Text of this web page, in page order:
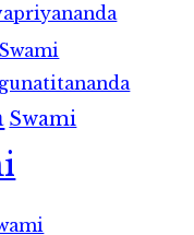
Swami
Swami